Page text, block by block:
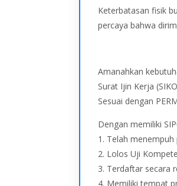
Keterbatasan fisik
percaya bahwa
Amanahkan
Surat Ijin Kerja
Sesuai dengan
Dengan memiliki
1. Telah
2. Lolos Uji
3. Terdaftar secara
4. Memiliki tempat